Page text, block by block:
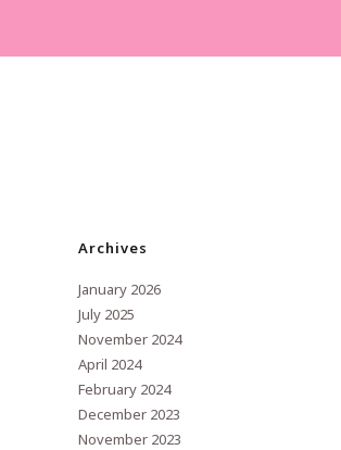
Archives
January 2026
July 2025
November 2024
April 2024
February 2024
December 2023
November 2023